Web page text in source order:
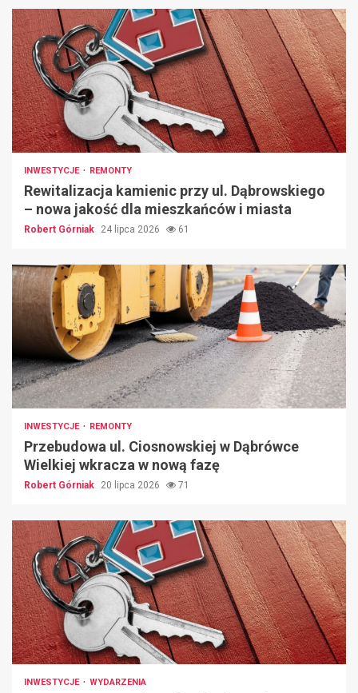
INWESTYCJE REMONTY
Rewitalizacja kamienic przy ul. Dąbrowskiego
– nowa jakość dla mieszkańców i miasta
Robert Górniak 24 lipca 2026 61
INWESTYCJE REMONTY
Przebudowa ul. Ciosnowskiej w Dąbrówce
Wielkiej wkracza w nową fazę
Robert Górniak 20 lipca 2026 71
INWESTYCJE WYDARZENIA